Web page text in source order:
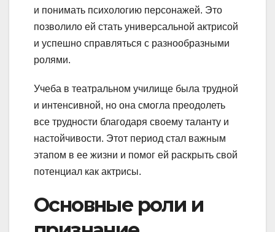
и понимать психологию персонажей. Это
позволило ей стать универсальной актрисой
и успешно справляться с разнообразными
ролями.
Учеба в театральном училище была трудной
и интенсивной, но она смогла преодолеть
все трудности благодаря своему таланту и
настойчивости. Этот период стал важным
этапом в ее жизни и помог ей раскрыть свой
потенциал как актрисы.
Основные роли и